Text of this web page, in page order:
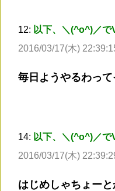
12: 以下、＼(^o^)／で
2016/03/17(木)
毎日ようやるわっ
14: 以下、＼(^o^)／で
2016/03/17(木)
はじめしゃちょー